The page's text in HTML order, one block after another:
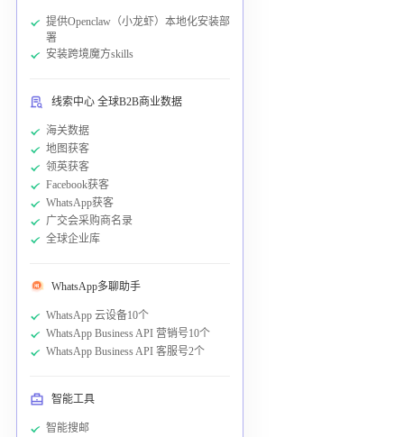
提供Openclaw（小龙虾）本地化安装部
署
安装跨境魔方skills
线索中心 全球B2B商业数据
海关数据
地图获客
领英获客
Facebook获客
WhatsApp获客
广交会采购商名录
全球企业库
WhatsApp多聊助手
WhatsApp 云设备10个
WhatsApp Business API 营销号10个
WhatsApp Business API 客服号2个
智能工具
智能搜邮